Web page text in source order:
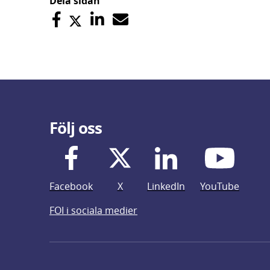
Följ oss
Facebook X LinkedIn
YouTube
FOI i sociala medier